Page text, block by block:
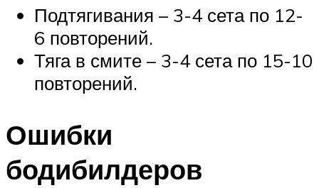
Подтягивания – 3-4 сета по 12-
6 повторений.
Тяга в смите – 3-4 сета по 15-10
повторений.
Ошибки
бодибилдеров